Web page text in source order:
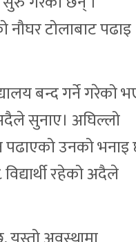
टोलाबाट पढाइ
बन्द गर्ने गरेको
सुनाए। अघिल्लो
पढाएको उनको भनाइ
रहेको अदैले